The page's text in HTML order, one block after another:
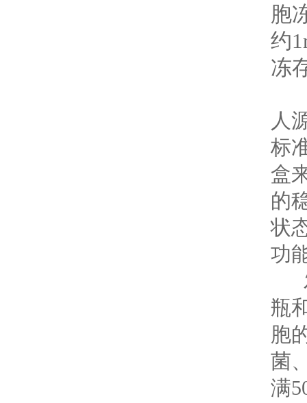
胞
约
冻
人
标
盒
的
状
功
瓶
胞
菌
满